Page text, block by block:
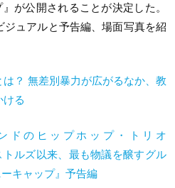
が公開されることが決定した。
ュアルと予告編、場面写真を紹
は？ 無差別暴力が広がるなか、教
ける
ドのヒップホップ・トリオ
ルズ以来、最も物議を醸すグル
キャップ』予告編